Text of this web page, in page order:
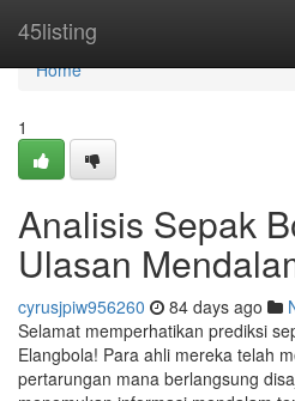
45listing
Home
Home
1
Analisis Sepak
Ulasan
cyrusjpiw956260 84 days ago
Selamat memperhatikan prediksi
Elangbola! Para ahli mereka telah
pertarungan mana berlangsung